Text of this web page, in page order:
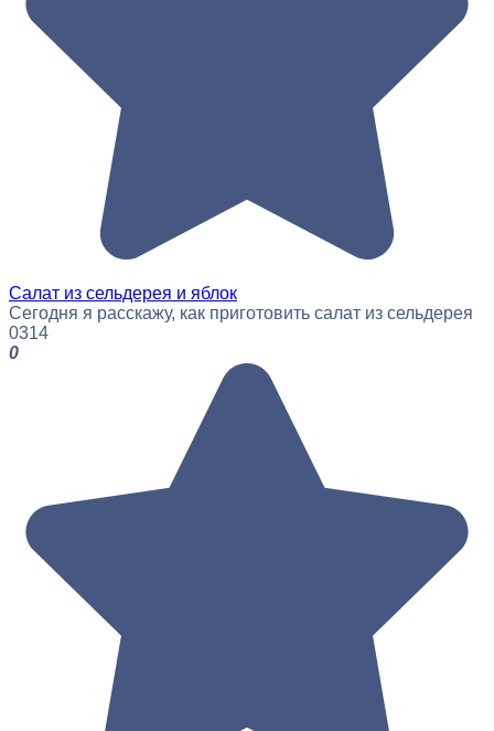
Салат из сельдерея и яблок
Сегодня я расскажу, как приготовить салат из сельдерея
0314
0